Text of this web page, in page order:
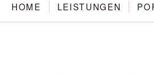
HOME LEISTUNGEN